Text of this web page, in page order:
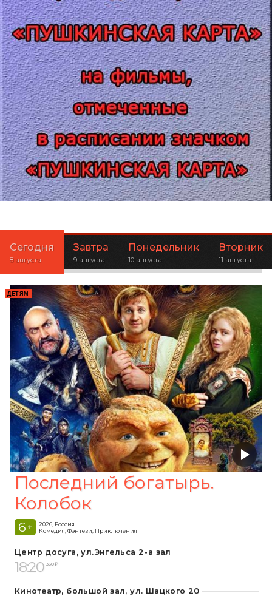
Сегодня
8 августа
Завтра
9 августа
Понедельник
10 августа
Вторник
11 августа
ДЕТЯМ
Последний богатырь.
Колобок
6 +
2026, Россия
Комедия, Фэнтези, Приключения
Центр досуга, ул.Энгельса 2-а зал
18:20 350 ₽
Кинотеатр, большой зал, ул. Шацкого 20